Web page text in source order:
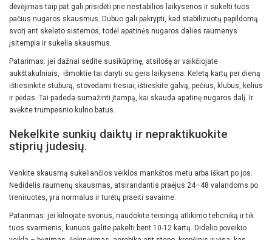
dėvėjimas taip pat gali prisidėti prie nestabilios laikysenos ir sukelti tuos
pačius nugaros skausmus. Dubuo gali pakrypti, kad stabilizuotų papildomą
svorį ant skeleto sistemos, todėl apatinės nugaros dalies raumenys
įsitempia ir sukelia skausmus.
Patarimas: jei dažnai sėdite susikūprinę, atsilošę ar vaikčiojate
aukštakulniais, išmoktie tai daryti su gera laikysena. Keletą kartų per dieną
ištiesinkite stuburą, stovėdami tiesiai, ištieskite galvą, pečius, klubus, kelius
ir pėdas. Tai padeda sumažinti įtampą, kai skauda apatinę nugaros dalį. Ir
avėkite trumpesnio kulno batus.
Nekelkite sunkių daiktų ir nepraktikuokite
stiprių judesių.
Venkite skausmą sukeliančios veiklos mankštos metu arba iškart po jos.
Nedidelis raumenų skausmas, atsirandantis praėjus 24–48 valandoms po
treniruotės, yra normalus ir turėtų praeiti savaime.
Patarimas: jei kilnojate svorius, naudokite teisingą atlikimo tehcniką ir tik
tuos svarmenis, kuriuos galite pakelti bent 10-12 kartų. Didelio poveikio